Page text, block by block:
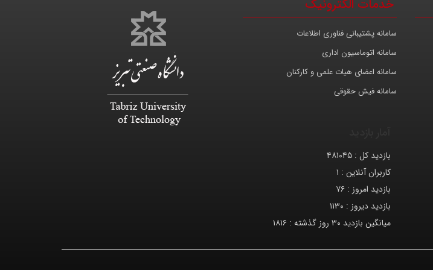
خدمات الکترونیک
سامانه پشتیبانی فناوری اطلاعات
سامانه اتوماسیون اداری
سامانه اعضای هیات علمی و کارکنان
سامانه فیش حقوقی
بازدید کل : ۴۸۱۰۴۵
کاربران آنلاین : ۱
بازدید امروز : ۷۶
بازدید دیروز : ۱۱۳۰
میانگین بازدید ۳۰ روز گذشته :
۱۸۱۶